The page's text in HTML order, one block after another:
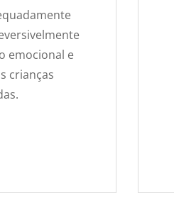
emocional e
crianças